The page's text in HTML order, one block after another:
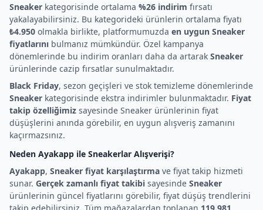
Sneaker kategorisinde ortalama %26 indirim fırsatı
yakalayabilirsiniz. Bu kategorideki ürünlerin ortalama fiyatı
₺4.950 olmakla birlikte, platformumuzda en uygun Sneaker
fiyatlarını bulmanız mümkündür. Özel kampanya
dönemlerinde bu indirim oranları daha da artarak Sneaker
ürünlerinde cazip fırsatlar sunulmaktadır.
Black Friday, sezon geçişleri ve stok temizleme dönemlerinde
Sneaker kategorisinde ekstra indirimler bulunmaktadır. Fiyat
takip özelliğimiz sayesinde Sneaker ürünlerinin fiyat
düşüşlerini anında görebilir, en uygun alışveriş zamanını
kaçırmazsınız.
Neden Ayakapp ile Sneakerlar Alışverişi?
Ayakapp, Sneaker fiyat karşılaştırma ve fiyat takip hizmeti
sunar. Gerçek zamanlı fiyat takibi sayesinde Sneaker
ürünlerinin güncel fiyatlarını görebilir, fiyat düşüş trendlerini
takip edebilirsiniz. Tüm mağazalardan toplanan 119.981